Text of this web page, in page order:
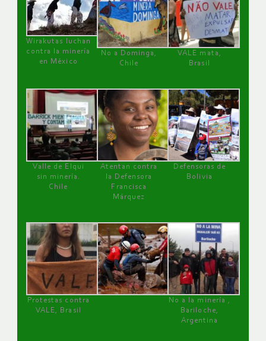
Wirakutas luchan
contra la minería
en México
No a Dominga,
Chile
VALE mata,
Brasil
Valle de Elqui
sin minería.
Chile
Atentan contra
la Defensora
Francisca
Márquez
Defensoras de
Bolivia
Protestas contra
VALE, Brasil
No a la minería ,
Bariloche,
Argentina